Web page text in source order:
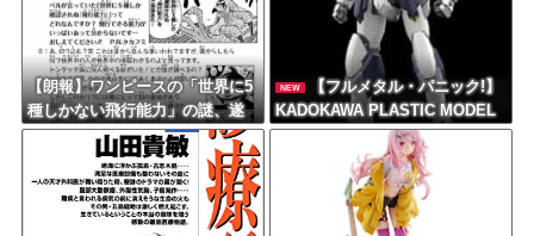
【朗報】ワンピースの「世界に5
種しかない飛行能力」の謎、遂
に解けるｗｗｗｗ
NEW
【フルメタル・パニック!】
KADOKAWA PLASTIC MODEL
SERIES 「アーバレスト」プラ
モデル【予約開始】